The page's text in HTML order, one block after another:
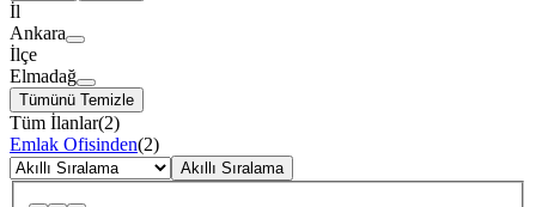
İl
Ankara
İlçe
Elmadağ
Tümünü Temizle
Tüm İlanlar(2)
Emlak Ofisinden(2)
Akıllı Sıralama